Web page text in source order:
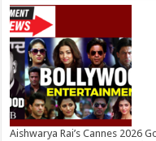
Aishwarya Rai’s Cannes 2026